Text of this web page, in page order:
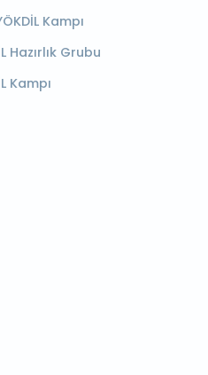
Kampı
Hazırlık Grubu
Kampı